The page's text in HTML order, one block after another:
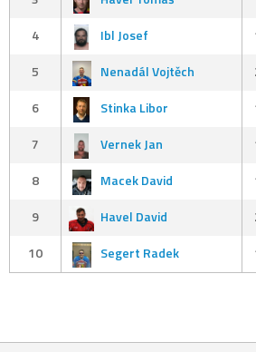
4
Ibl Josef
5
Nenadál Vojtěch
6
Stinka Libor
7
Vernek Jan
8
Macek David
9
Havel David
10
Segert Radek